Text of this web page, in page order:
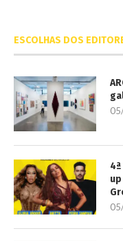
ESCOLHAS DOS